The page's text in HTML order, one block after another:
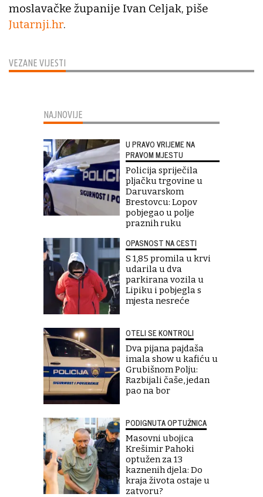
VEZANE VIJESTI
moslavačke županije Ivan Celjak, piše
Jutarnji.hr.
NAJNOVIJE
U PRAVO VRIJEME NA
PRAVOM MJESTU
Policija spriječila
pljačku trgovine u
Daruvarskom
Brestovcu: Lopov
pobjegao u polje
praznih ruku
OPASNOST NA CESTI
S 1,85 promila u krvi
udarila u dva
parkirana vozila u
Lipiku i pobjegla s
mjesta nesreće
OTELI SE KONTROLI
Dva pijana pajdaša
imala show u kafiću u
Grubišnom Polju:
Razbijali čaše, jedan
pao na bor
PODIGNUTA OPTUŽNICA
Masovni ubojica
Krešimir Pahoki
optužen za 13
kaznenih djela: Do
kraja života ostaje u
zatvoru?